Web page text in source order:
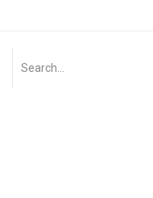
Мэдээлэл